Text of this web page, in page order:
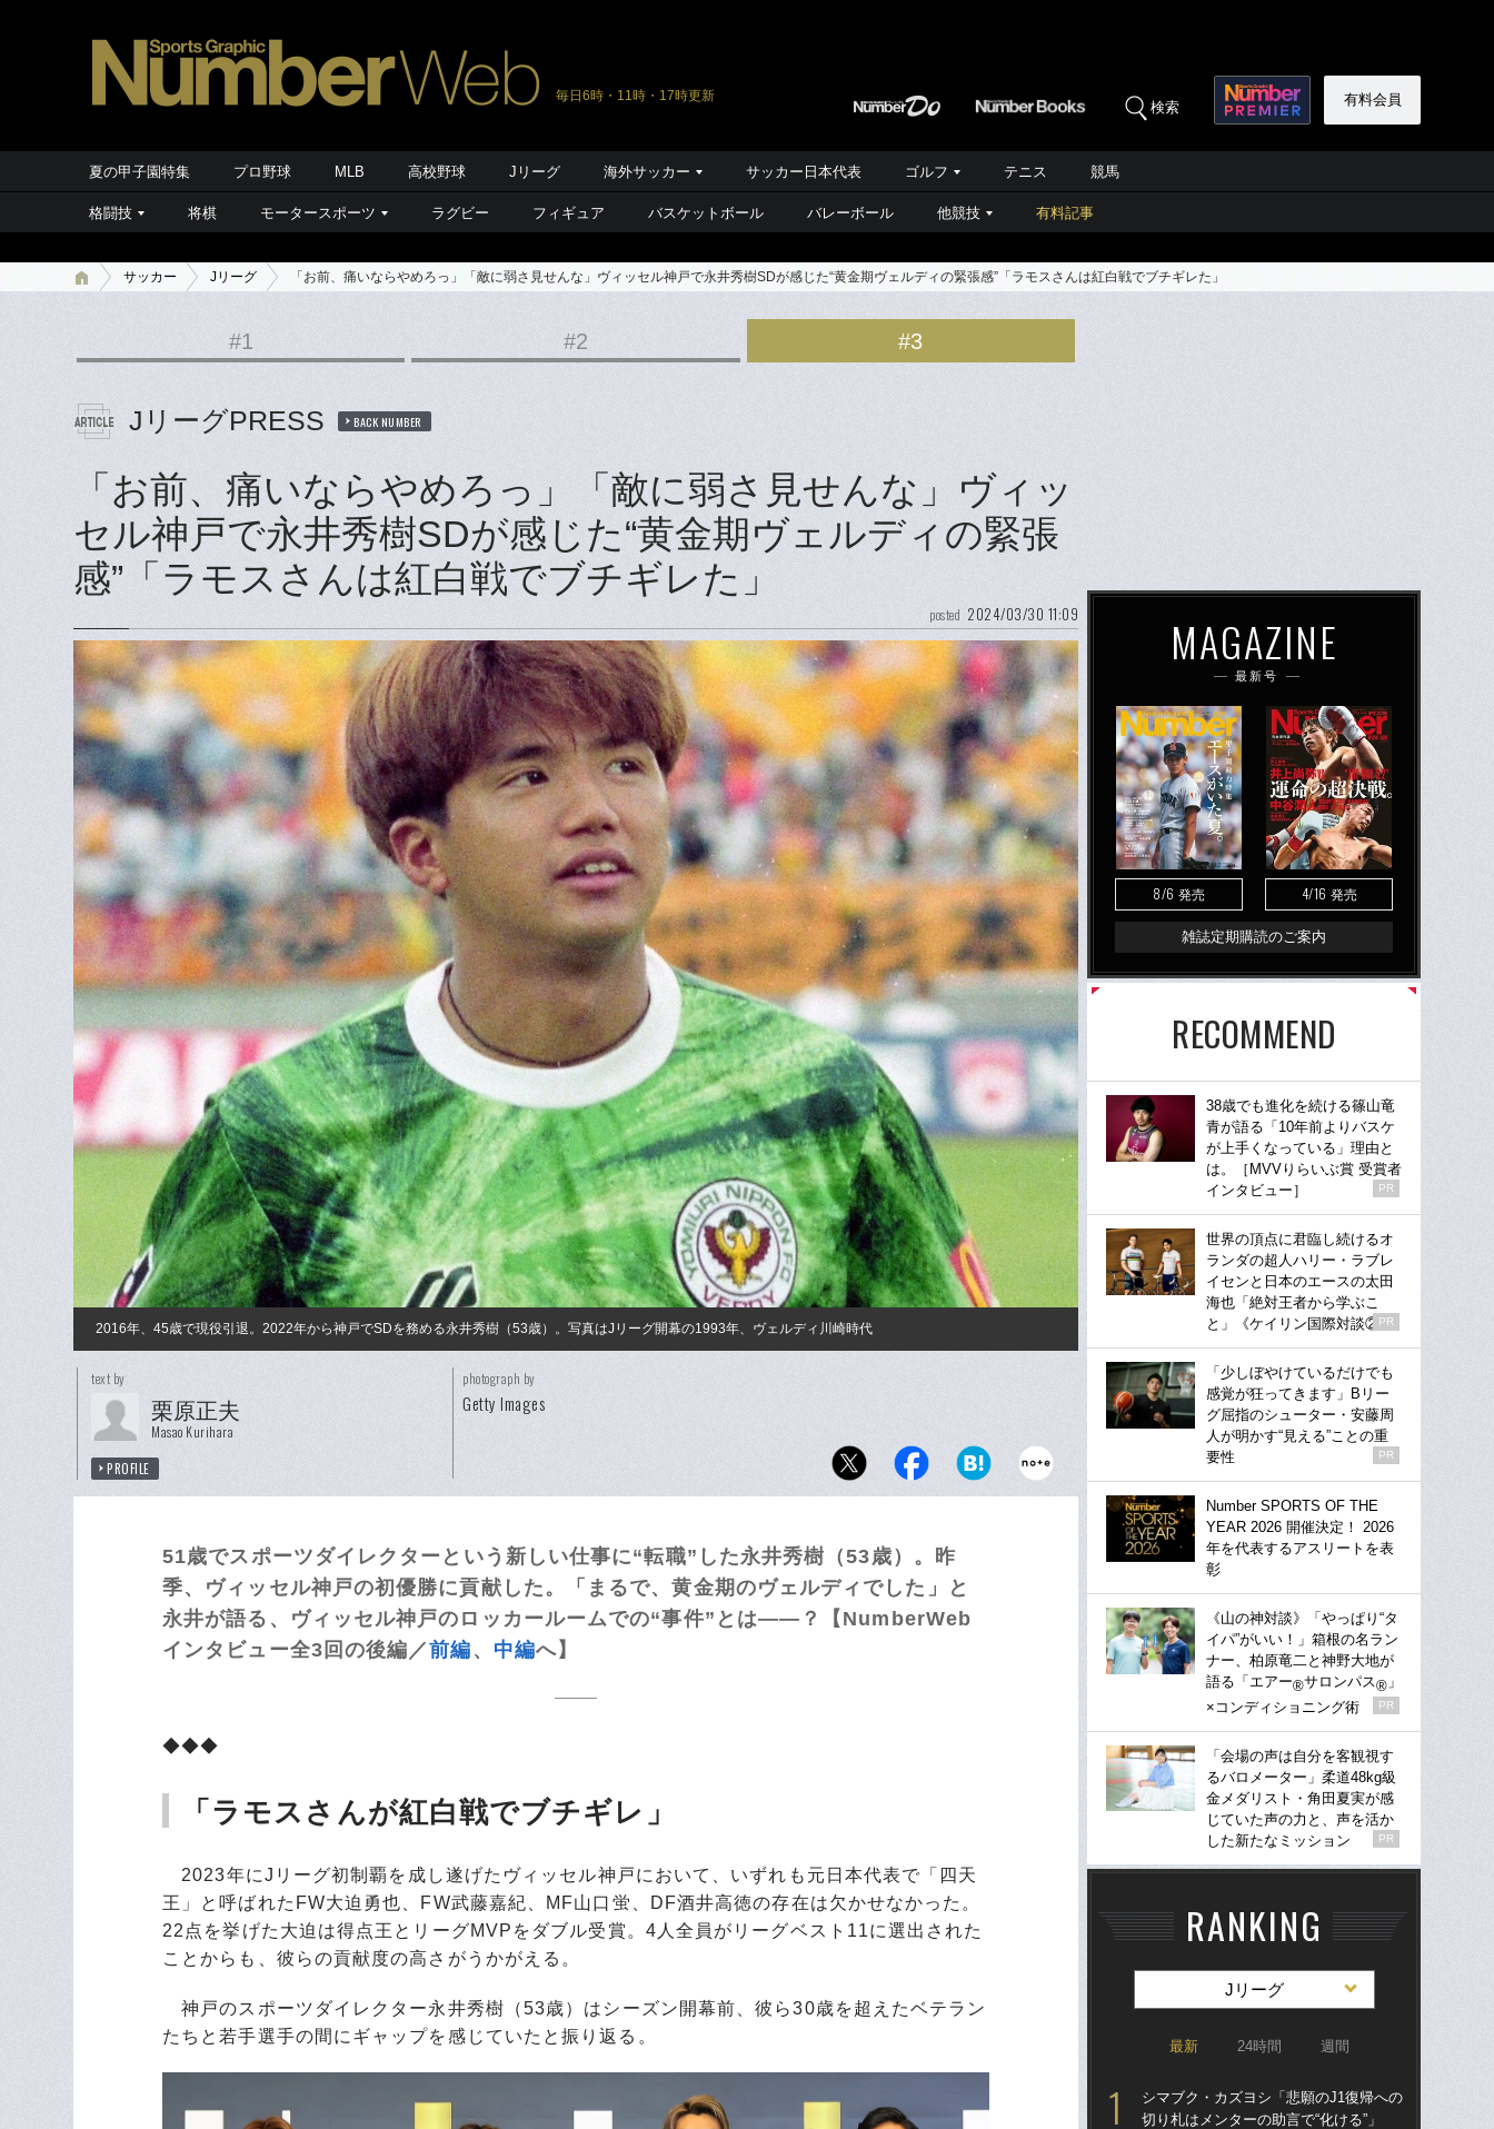
毎日6時・11時・17時更新
検索 有料会員
夏の甲子園特集 プロ野球 MLB 高校野球 Jリーグ 海外サッカー サッカー日本代表 ゴルフ テニス 競馬
格闘技 将棋 モータースポーツ ラグビー フィギュア バスケットボール バレーボール 他競技 有料記事
サッカー Jリーグ 「お前、痛いならやめろっ」「敵に弱さ見せんな」ヴィッセル神戸で永井秀樹SDが感じた“黄金期ヴェルディの緊張感”「ラモスさんは紅白戦でブチギレた」
#1 #2 #3
JリーグPRESS BACK NUMBER
「お前、痛いならやめろっ」「敵に弱さ見せんな」ヴィッ
セル神戸で永井秀樹SDが感じた“黄金期ヴェルディの緊張
感”「ラモスさんは紅白戦でブチギレた」
posted 2024/03/30 11:09
2016年、45歳で現役引退。2022年から神戸でSDを務める永井秀樹（53歳）。写真はJリーグ開幕の1993年、ヴェルディ川崎時代
text by
栗原正夫
Masao Kurihara
PROFILE
photograph by
Getty Images
51歳でスポーツダイレクターという新しい仕事に“転職”した永井秀樹（53歳）。昨
季、ヴィッセル神戸の初優勝に貢献した。「まるで、黄金期のヴェルディでした」と
永井が語る、ヴィッセル神戸のロッカールームでの“事件”とは――？【NumberWeb
インタビュー全3回の後編／前編 、 中編へ】
◆◆◆
「ラモスさんが紅白戦でブチギレ」
2023年にJリーグ初制覇を成し遂げたヴィッセル神戸において、いずれも元日本代表で「四天
王」と呼ばれたFW大迫勇也、FW武藤嘉紀、MF山口蛍、DF酒井高徳の存在は欠かせなかった。
22点を挙げた大迫は得点王とリーグMVPをダブル受賞。4人全員がリーグベスト11に選出された
ことからも、彼らの貢献度の高さがうかがえる。
神戸のスポーツダイレクター永井秀樹（53歳）はシーズン開幕前、彼ら30歳を超えたベテラン
たちと若手選手の間にギャップを感じていたと振り返る。
MAGAZINE
最新号
8/6 発売 4/16 発売
雑誌定期購読のご案内
RECOMMEND
38歳でも進化を続ける篠山竜
青が語る「10年前よりバスケ
が上手くなっている」理由と
は。［MVVりらいぶ賞 受賞者
インタビュー］
PR
世界の頂点に君臨し続けるオ
ランダの超人ハリー・ラブレ
イセンと日本のエースの太田
海也「絶対王者から学ぶこ
と」《ケイリン国際対談②》
PR
「少しぼやけているだけでも
感覚が狂ってきます」Bリー
グ屈指のシューター・安藤周
人が明かす“見える”ことの重
要性
PR
Number SPORTS OF THE
YEAR 2026 開催決定！ 2026
年を代表するアスリートを表
彰
《山の神対談》「やっぱり“タ
イパ”がいい！」箱根の名ラン
ナー、柏原竜二と神野大地が
語る「エアー®サロンパス® 」
×コンディショニング術
PR
「会場の声は自分を客観視す
るバロメーター」柔道48kg級
金メダリスト・角田夏実が感
じていた声の力と、声を活か
した新たなミッション
PR
RANKING
Jリーグ
最新 24時間 週間
シマブク・カズヨシ「悲願のJ1復帰への
切り札はメンターの助言で“化ける”」